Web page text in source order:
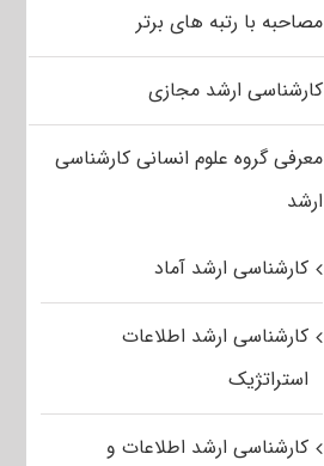
مصاحبه با رتبه های برتر
کارشناسی ارشد مجازی
معرفی گروه علوم انسانی کارشناسی
ارشد
کارشناسی ارشد آماد
کارشناسی ارشد اطلاعات
استراتژیک
کارشناسی ارشد اطلاعات و